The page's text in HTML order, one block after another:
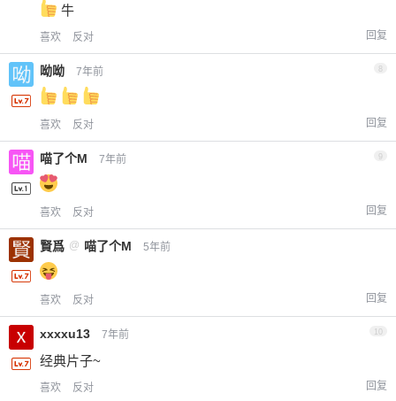
牛
喜欢 反对 回复
呦呦 7年前
喜欢 反对 回复
喵了个M 7年前 9
喜欢 反对 回复
賢爲 @ 喵了个M 5年前
喜欢 反对 回复
xxxxu13 7年前
经典片子~
喜欢 反对 回复